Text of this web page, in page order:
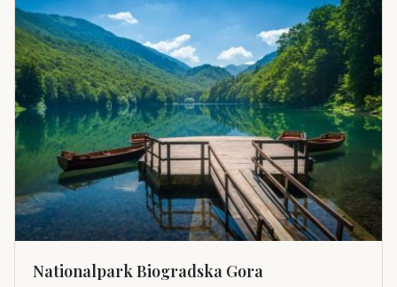
Nationalpark Biogradska Gora